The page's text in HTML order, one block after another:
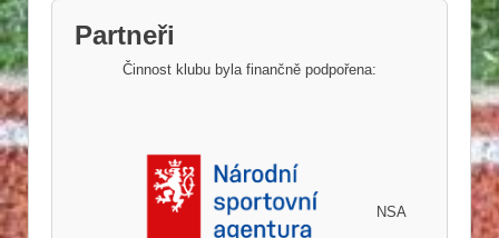
Partneři
Činnost klubu byla finančně podpořena:
NSA